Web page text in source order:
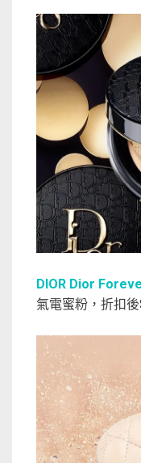
DIOR Dior
氣電蜜粉，折扣